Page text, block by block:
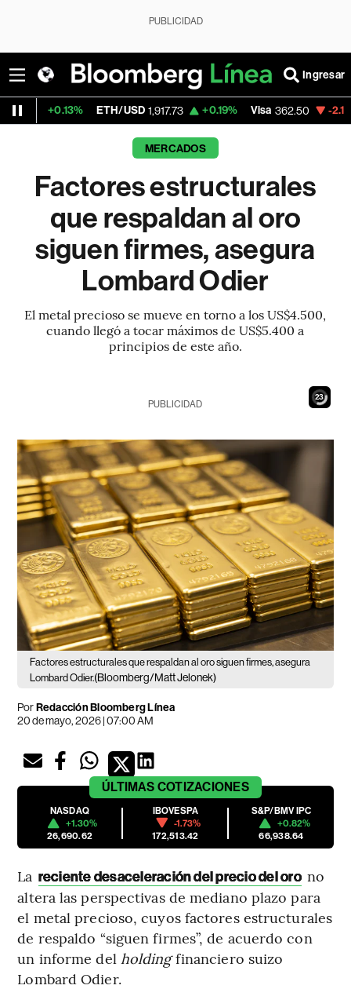
PUBLICIDAD
Ingresar
ETH/USD 1,917.73 +0.19% Visa 362.50 -2.15%
MERCADOS
Factores estructurales
que respaldan al oro
siguen firmes, asegura
Lombard Odier
El metal precioso se mueve en torno a los US$4.500,
cuando llegó a tocar máximos de US$5.400 a
principios de este año.
21
PUBLICIDAD
Factores estructurales que respaldan al oro siguen firmes, asegura
Lombard Odier.(Bloomberg/Matt Jelonek)
PorRedacción Bloomberg Línea
20 de mayo, 2026 | 07:00 AM
ÚLTIMAS COTIZACIONES
NASDAQ
+1.30%
26,690.62
IBOVESPA
-1.73%
172,513.42
S&P/BMV IPC
+0.82%
66,938.64
La reciente desaceleración del precio del oro no
altera las perspectivas de mediano plazo para
el metal precioso, cuyos factores estructurales
de respaldo “siguen firmes”, de acuerdo con
un informe del holdingfinanciero suizo
Lombard Odier.